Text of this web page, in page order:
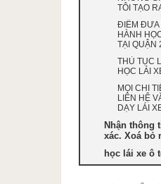
TÔI TẠO
ĐIỂM ĐƯA
HÀNH
TẠI QUẬN
THỦ TỤC
HỌC LÁI
MỌI CHI
LIÊN HỆ
DẠY LÁI
Nhận thông
xác. Xoá bỏ
học lái xe ô